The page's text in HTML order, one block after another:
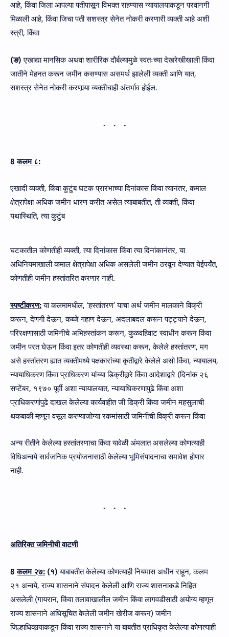
आहे, किंवा जिला आपल्या पतीपासून विभक्त राहण्यास न्यायालयाकडून परवानगी
मिळाली आहे, किंवा जिचा पती सशस्त्र सेनेत नोकरी करणारी व्यक्ती आहे अशी
स्त्री, किंवा
(ङ) एखाद्या मानसिक अथवा शारीरिक दौर्बल्यामुळे स्वतःच्या देखरेखीखाली किंवा
जातीने मेहनत करून जमीन कसण्यास असमर्थ झालेली व्यक्ती आणि यात,
सशस्त्र सेनेत नोकरी करणार्‍या व्यक्तीचाही अंतर्भाव होईल.
8 कलम ८:
एखादी व्यक्ती, किंवा कुटुंब घटक प्रारंभाच्या दिनांकास किंवा त्यानंतर, कमाल
क्षेत्रापेक्षा अधिक जमीन धारण करीत असेल त्याबाबतीत, ती व्यक्ती, किंवा
यथास्थिति, त्या कुटुंब
घटकातील कोणतीही व्यक्ती, त्या दिनांकास किंवा त्या दिनांकानंतर, या
अधिनियमाखाली कमाल क्षेत्रापेक्षा अधिक असलेली जमीन ठरवून देण्यात येईपर्यंत,
कोणतीही जमीन हस्तांतरित करणार नाही.
स्पष्टीकरण:या कलमामधील, ʻहस्तांतरणʼ याचा अर्थ जमीन मालकाने विक्री
करून, देणगी देऊन, कब्जे गहाण देऊन, अदलाबदल करून पट्ट्याने देऊन,
परिरक्षणासाठी जमिनीचे अभिहस्तांकन करून, कुळवहिवाट स्वाधीन करून किंवा
जमीन परत घेऊन किंवा इतर कोणतीही व्यवस्था करून, केलेले हस्तांतरण, मग
असे हस्तांतरण ह्यात व्यक्तीमध्ये पक्षकारांच्या कृतीद्वारे केलेले असो किंवा, न्यायालय,
न्यायाधिकरण किंवा प्राधिकरण यांच्या डिक्रीद्वारे किंवा आदेशाद्वारे (दिनांक २६
सप्टेंबर, १९७० पूर्वी अशा न्यायालयात, न्यायाधिकरणापुढे किंवा अशा
प्राधिकरणांपुढे दाखल केलेल्या कार्यवाहीत जी डिक्री किंवा जमीन महसुलाची
थकबाकी म्हणून वसूल करण्याजोग्या रकमांसाठी जमिनींची विक्री करून किंवा
अन्य रीतीने केलेल्या हस्तांतरणाचा किंवा यावेळी अंमलात असलेल्या कोणत्याही
विधिअन्वये सार्वजनिक प्रयोजनासाठी केलेल्या भूमिसंपादनाचा समावेश होणार
नाही.
अतिरिक्त जमिनीची वाटणी
8 कलम २७: (१) याबाबतीत केलेल्या कोणत्याही नियमास अधीन राहून, कलम
२१ अन्वये, राज्य शासनाने संपादन केलेली आणि राज्य शासनाकडे निहित
असलेली (गायरान, किंवा तलावाखालील जमीन किंवा लागवडीसाठी अयोग्य म्हणून
राज्य शासनाने अधिसूचित केलेली जमीन खेरीज करून) जमीन
जिल्हाधिकार्‍याकडून किंवा राज्य शासनाने या बाबतीत प्राधिकृत केलेल्या कोणत्याही